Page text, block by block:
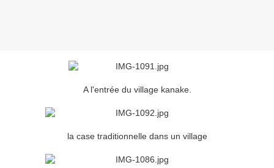
A l'entrée du village kanake.
la case traditionnelle dans un village